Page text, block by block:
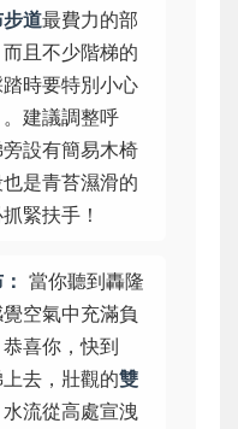
道最費力的部
且不少階梯的
時要特別小心
。建議調整呼
設有簡易木椅
是青苔濕滑的
緊扶手！
當你聽到轟隆
空氣中充滿負
喜你，快到
去，壯觀的雙
流從高處宣洩